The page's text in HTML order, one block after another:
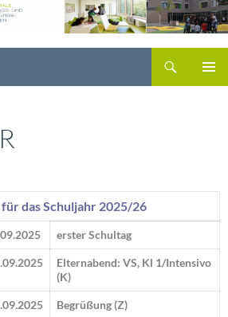
das Schuljahr 2025/26
erster Schultag
Elternabend: VS, Kl 1/Intensivo
(K)
Begrüßung (Z)